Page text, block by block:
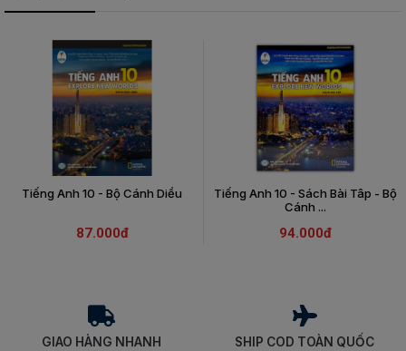
Tiếng Anh 10 - Bộ Cánh Diều
87.000đ
Tiếng Anh 10 - Sách Bài Tâp - Bộ
Cánh ...
94.000đ
GIAO HÀNG NHANH SHIP COD TOÀN QUỐC